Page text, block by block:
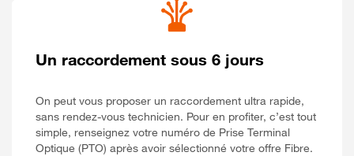
Un raccordement sous 6 jours
On peut vous proposer un raccordement ultra rapide,
sans rendez-vous technicien. Pour en profiter, c’est tout
simple, renseignez votre numéro de Prise Terminal
Optique (PTO) après avoir sélectionné votre offre Fibre.